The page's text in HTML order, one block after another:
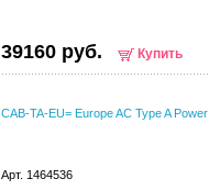
39160 руб. Купить
CAB-TA-EU= Europe AC Type A
Арт. 1464536